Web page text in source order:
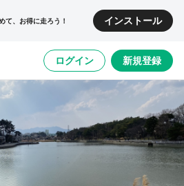
て、お得に走ろう！ インストール
ログイン 新規登録